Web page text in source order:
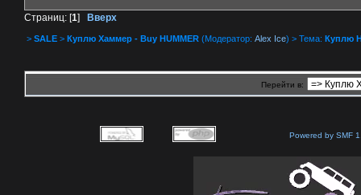
Страниц: [1] Вверх
> SALE > Куплю Хаммер - Buy HUMMER (Модератор: Alex Ice) > Тема: Куплю
Перейти в:
Powered by SMF